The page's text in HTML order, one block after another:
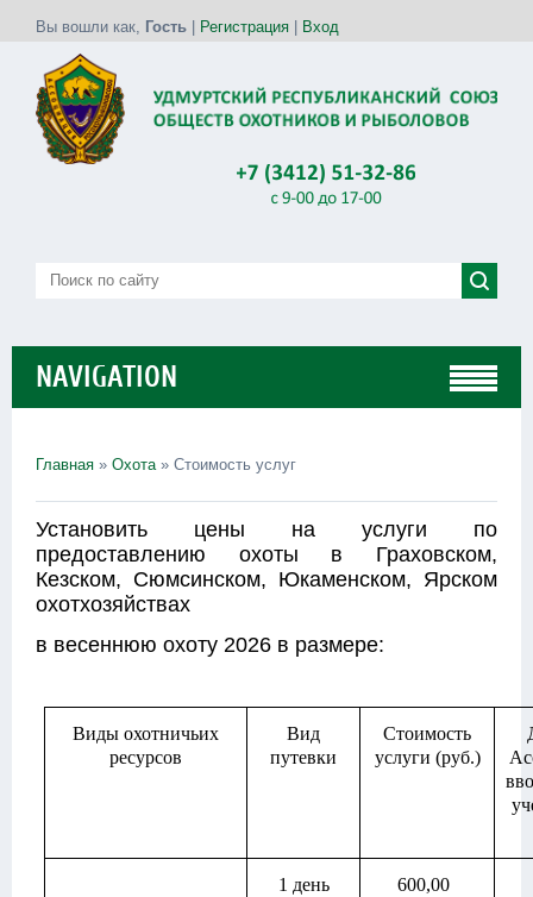
Вы вошли как, Гость Регистрация Вход
NAVIGATION
Главная » Охота» Стоимость услуг
Установить цены на услуги по
предоставлению охоты в Граховском,
Кезском, Сюмсинском, Юкаменском, Ярском
охотхозяйствах
в весеннюю охоту 2026 в размере:
Виды охотничьих
ресурсов
Вид
путевки
Стоимость
услуги (руб.)
1 день 600,00